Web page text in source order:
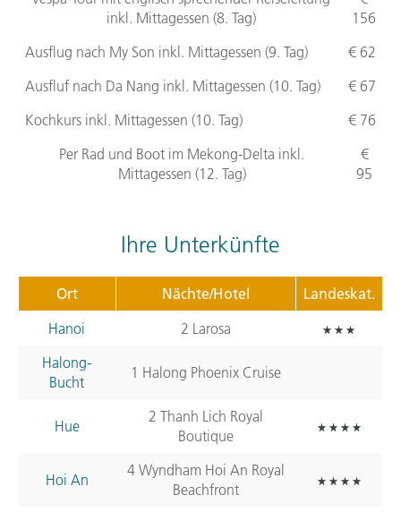
inkl. Mittagessen (8. Tag)
156
Ausflug nach My Son inkl. Mittagessen (9. Tag)
€ 62
Ausfluf nach Da Nang inkl. Mittagessen (10. Tag)
€ 67
Kochkurs inkl. Mittagessen (10. Tag)
€ 76
Per Rad und Boot im Mekong-Delta inkl.
Mittagessen (12. Tag)
€
95
Ihre Unterkünfte
Ort Nächte/Hotel
Landeskat.
Hanoi
2 Larosa
Halong-
Bucht
1 Halong Phoenix Cruise
Hue
2 Thanh Lich Royal
Boutique
Hoi An
4 Wyndham Hoi An Royal
Beachfront